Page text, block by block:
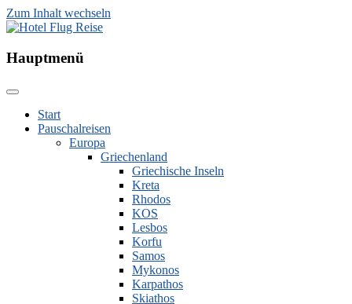
Zum Inhalt wechseln
Hotel Flug Reise
Hauptmenü
Start
Pauschalreisen
Europa
Griechenland
Griechische Inseln
Kreta
Rhodos
KOS
Lesbos
Korfu
Samos
Mykonos
Karpathos
Skiathos